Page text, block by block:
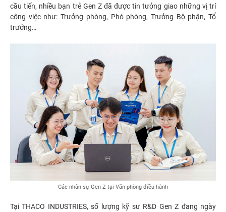
cầu tiến, nhiều bạn trẻ Gen Z đã được tin tưởng giao những vị trí
công việc như: Trưởng phòng, Phó phòng, Trưởng Bộ phận, Tổ
trưởng…
Các nhân sự Gen Z tại Văn phòng điều hành
Tại THACO INDUSTRIES, số lượng kỹ sư R&D Gen Z đang ngày